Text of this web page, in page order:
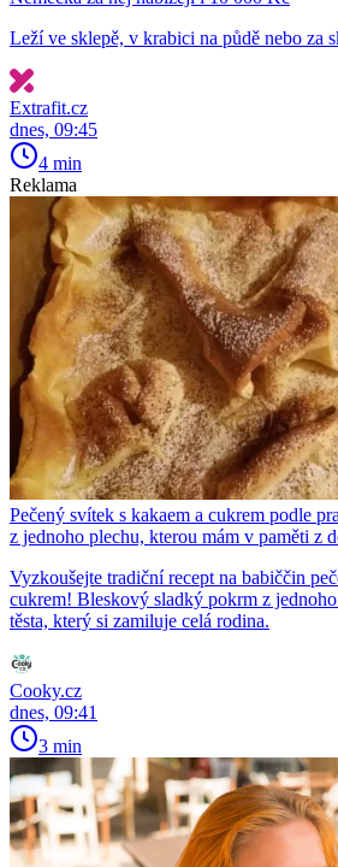
Leží ve sklepě, v krabici na půdě nebo
Extrafit.cz
dnes, 09:45
4 min
Reklama
Pečený svítek s kakaem a cukrem podle
z jednoho plechu, kterou mám v paměti z
Vyzkoušejte tradiční recept na babiččin
cukrem! Bleskový sladký pokrm z
těsta, který si zamiluje celá rodina.
Cooky.cz
dnes, 09:41
3 min